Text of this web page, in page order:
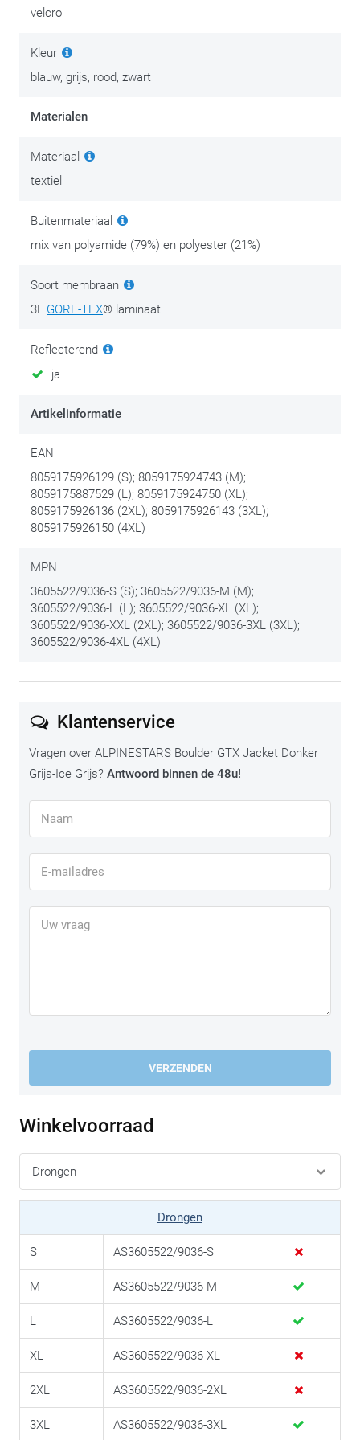
het plaatje helemaal compleet.
Goede, degelijke motorkledij is een investering in comfort en
persoonlijke veiligheid. Investeer na je aankoop dan ook in het
velcro
Kleur
blauw, grijs, rood, zwart
Materialen
Materiaal
textiel
Buitenmateriaal
mix van polyamide (79%) en polyester (21%)
Soort membraan
3L GORE-TEX® laminaat
Reflecterend
ja
Artikelinformatie
EAN
8059175926129 (S); 8059175924743 (M);
8059175887529 (L); 8059175924750 (XL);
8059175926136 (2XL); 8059175926143 (3XL);
8059175926150 (4XL)
MPN
3605522/9036-S (S); 3605522/9036-M (M);
3605522/9036-L (L); 3605522/9036-XL (XL);
3605522/9036-XXL (2XL); 3605522/9036-3XL (3XL);
3605522/9036-4XL (4XL)
Klantenservice
Vragen over ALPINESTARS Boulder GTX Jacket Donker
Grijs-Ice Grijs? Antwoord binnen de 48u!
VERZENDEN
Winkelvoorraad
Drongen
S AS3605522/9036-S
M AS3605522/9036-M
L AS3605522/9036-L
XL AS3605522/9036-XL
2XL AS3605522/9036-2XL
3XL AS3605522/9036-3XL